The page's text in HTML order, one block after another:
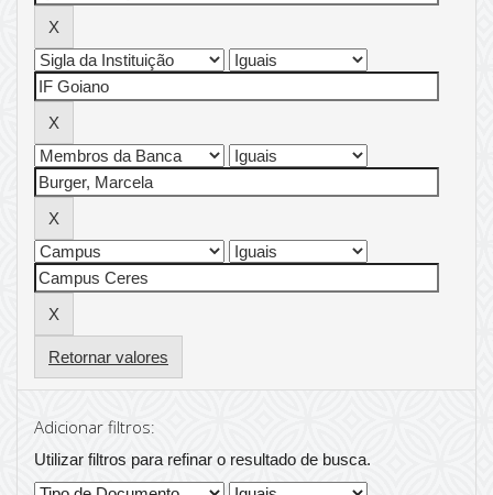
Retornar valores
Adicionar filtros:
Utilizar filtros para refinar o resultado de busca.